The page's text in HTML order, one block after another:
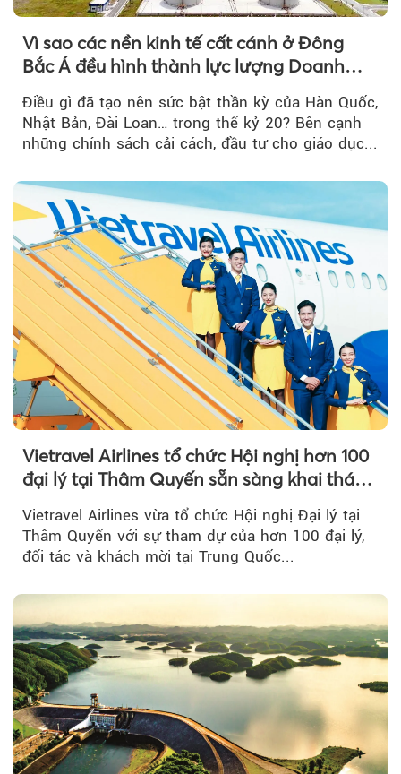
Vì sao các nền kinh tế cất cánh ở Đông
Bắc Á đều hình thành lực lượng Doanh
Điều gì đã tạo nên sức bật thần kỳ của Hàn Quốc,
Nhật Bản, Đài Loan… trong thế kỷ 20? Bên cạnh
những chính sách cải cách, đầu tư cho giáo dục...
Vietravel Airlines tổ chức Hội nghị hơn 100
đại lý tại Thâm Quyến sẵn sàng khai thác
đường bay thẳng TP.HCM - Thâm Quyến
Vietravel Airlines vừa tổ chức Hội nghị Đại lý tại
Thâm Quyến với sự tham dự của hơn 100 đại lý,
đối tác và khách mời tại Trung Quốc...